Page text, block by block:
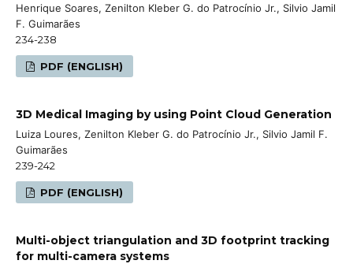
Henrique Soares, Zenilton Kleber G. do Patrocínio Jr., Silvio Jamil
F. Guimarães
234-238
PDF (ENGLISH)
3D Medical Imaging by using Point Cloud Generation
Luiza Loures, Zenilton Kleber G. do Patrocínio Jr., Silvio Jamil F.
Guimarães
239-242
PDF (ENGLISH)
Multi-object triangulation and 3D footprint tracking
for multi-camera systems